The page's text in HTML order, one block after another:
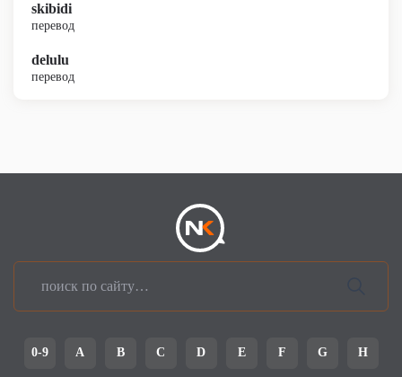
skibidi
перевод
delulu
перевод
0-9 A B C D E F G H